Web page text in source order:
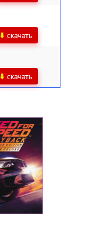
скачать
скачать